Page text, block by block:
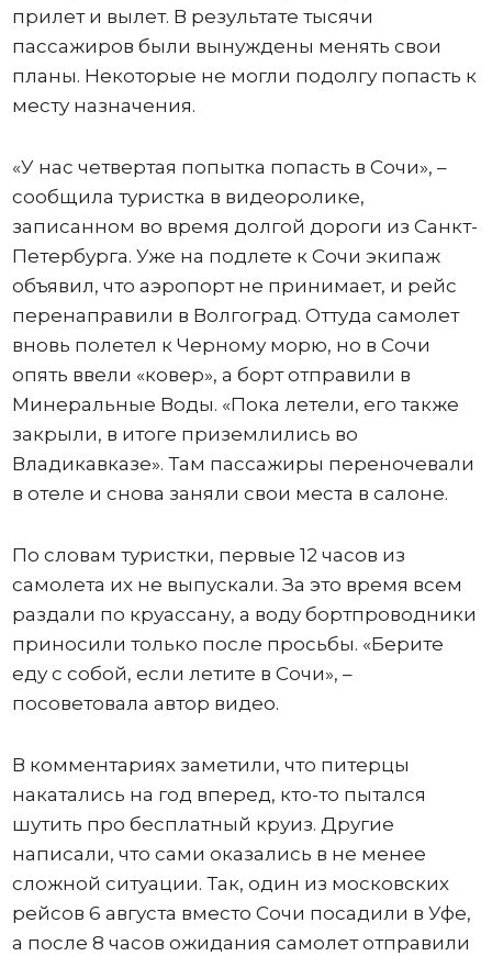
прилет и вылет. В результате тысячи
пассажиров были вынуждены менять свои
планы. Некоторые не могли подолгу попасть к
месту назначения.
«У нас четвертая попытка попасть в Сочи», –
сообщила туристка в видеоролике,
записанном во время долгой дороги из Санкт-
Петербурга. Уже на подлете к Сочи экипаж
объявил, что аэропорт не принимает, и рейс
перенаправили в Волгоград. Оттуда самолет
вновь полетел к Черному морю, но в Сочи
опять ввели «ковер», а борт отправили в
Минеральные Воды. «Пока летели, его также
закрыли, в итоге приземлились во
Владикавказе». Там пассажиры переночевали
в отеле и снова заняли свои места в салоне.
По словам туристки, первые 12 часов из
самолета их не выпускали. За это время всем
раздали по круассану, а воду бортпроводники
приносили только после просьбы. «Берите
еду с собой, если летите в Сочи», –
посоветовала автор видео.
В комментариях заметили, что питерцы
накатались на год вперед, кто-то пытался
шутить про бесплатный круиз. Другие
написали, что сами оказались в не менее
сложной ситуации. Так, один из московских
рейсов 6 августа вместо Сочи посадили в Уфе,
а после 8 часов ожидания самолет отправили